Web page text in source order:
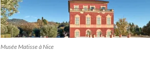
Musée Matisse à Nice